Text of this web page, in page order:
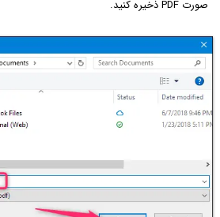
صورت PDF ذخیره کنید.